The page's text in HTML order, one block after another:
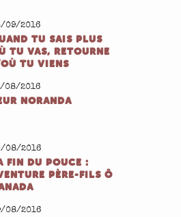
09/2016
TU SAIS PLUS
TU VAS, RETOURNE
TU VIENS
08/2016
NORANDA
08/2016
FIN DU POUCE :
PÈRE-FILS Ô
08/2016